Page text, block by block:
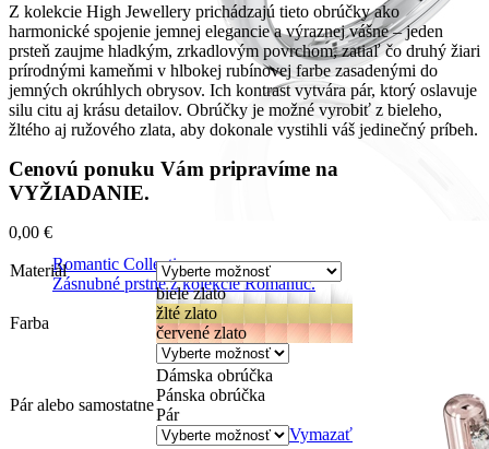
Romantic Collection
Zásnubné prstne z kolekcie Romantic.
Z kolekcie High Jewellery prichádzajú tieto obrúčky ako
harmonické spojenie jemnej elegancie a výraznej vášne – jeden
prsteň zaujme hladkým, zrkadlovým povrchom, zatiaľ čo druhý žiari
prírodnými kameňmi v hlbokej rubínovej farbe zasadenými do
jemných okrúhlych obrysov. Ich kontrast vytvára pár, ktorý oslavuje
silu citu aj krásu detailov. Obrúčky je možné vyrobiť z bieleho,
žltého aj ružového zlata, aby dokonale vystihli váš jedinečný príbeh.
Cenovú ponuku Vám pripravíme na
VYŽIADANIE.
0,00 €
Materiál
Farba
biele zlato
žlté zlato
červené zlato
Pár alebo samostatne
Dámska obrúčka
Pánska obrúčka
Pár
Vymazať